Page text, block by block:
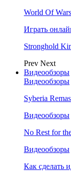
World Of
Играть
Stronghold
Prev Next
Видеообзоры
Видеообзоры
Syberia
Видеообзоры
No Rest for
Видеообзоры
Как сделать